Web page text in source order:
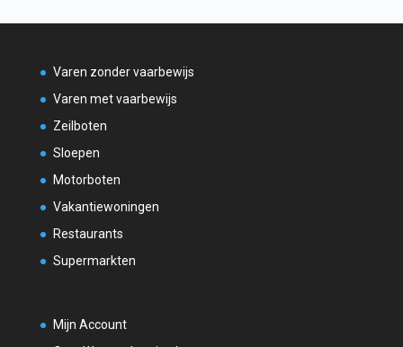
Varen zonder vaarbewijs
Varen met vaarbewijs
Zeilboten
Sloepen
Motorboten
Vakantiewoningen
Restaurants
Supermarkten
Mijn Account